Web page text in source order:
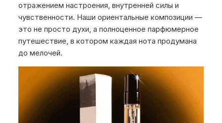
отражением настроения, внутренней силы и
чувственности. Наши ориентальные композиции —
это не просто духи, а полноценное парфюмерное
путешествие, в котором каждая нота продумана
до мелочей.